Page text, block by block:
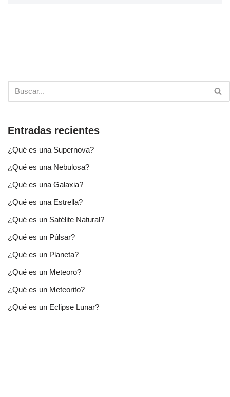
Entradas recientes
¿Qué es una Supernova?
¿Qué es una Nebulosa?
¿Qué es una Galaxia?
¿Qué es una Estrella?
¿Qué es un Satélite Natural?
¿Qué es un Púlsar?
¿Qué es un Planeta?
¿Qué es un Meteoro?
¿Qué es un Meteorito?
¿Qué es un Eclipse Lunar?